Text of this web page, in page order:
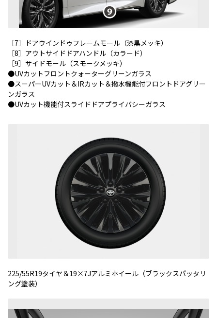
［7］ドアウインドゥフレームモール（漆黒メッキ）
［8］アウトサイドドアハンドル（カラード）
［9］サイドモール（スモークメッキ）
●UVカットフロントクォーターグリーンガラス
●スーパーUVカット＆IRカット＆撥水機能付フロントドアグリー
ンガラス
●UVカット機能付スライドドアプライバシーガラス
225/55R19タイヤ＆19×7Jアルミホイール（ブラックスパッタリ
ング塗装）